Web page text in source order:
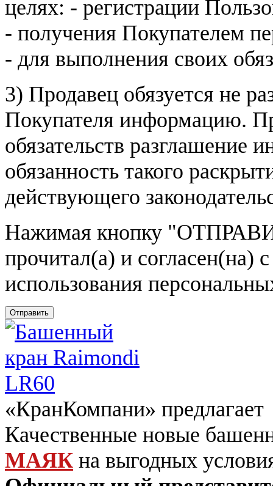
целях: - регистрации
- получения Покупателем
- для выполнения своих
3) Продавец обязуется не
Покупателя информацию.
обязательств разглашение
обязанность такого
действующего
Нажимая кнопку
прочитал(а) и согласен(на)
использования
Отправить
«КранКомпани» предлагает
Качественные новые
МАЯК на выгодных